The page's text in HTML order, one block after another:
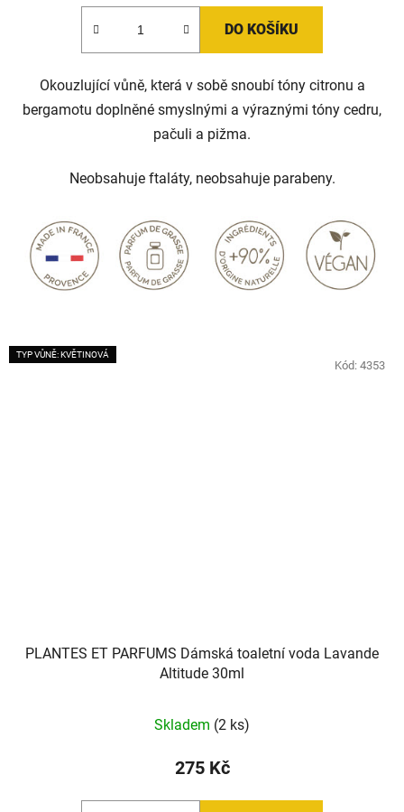
DO KOŠÍKU
Okouzlující vůně, která v sobě snoubí tóny citronu a
bergamotu doplněné smyslnými a výraznými tóny cedru,
pačuli a pižma.
Neobsahuje ftaláty, neobsahuje parabeny.
TYP VŮNĚ: KVĚTINOVÁ
PLANTES ET PARFUMS Dámská toaletní voda Lavande
Altitude 30ml
Skladem (2 ks)
275 Kč
Kód: 4353